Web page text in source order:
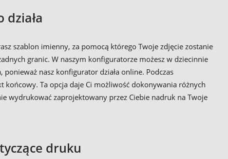
szablon imienny, za pomocą którego Twoje zdjęcie zostanie
granic. W naszym konfiguratorze możesz w dziecinnie
nasz konfigurator działa online. Podczas
końcowy. Ta opcja daje Ci możliwość dokonywania różnych
wydrukować zaprojektowany przez Ciebie nadruk na Twoje
druku